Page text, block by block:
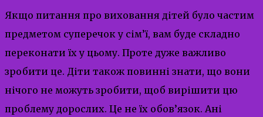
Якщо питання про виховання дітей було частим
предметом суперечок у сім’ї, вам буде складно
переконати їх у цьому. Проте дуже важливо
зробити це. Діти також повинні знати, що вони
нічого не можуть зробити, щоб вирішити цю
проблему дорослих. Це не їх обов’язок. Ані